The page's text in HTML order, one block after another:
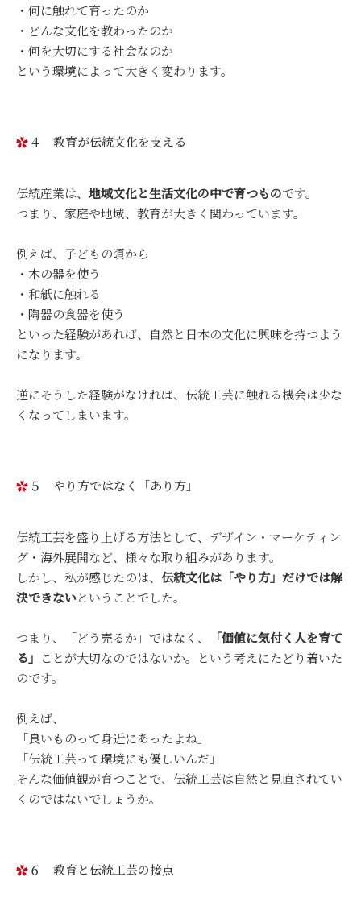
・何に触れて育ったのか
・どんな文化を教わったのか
・何を大切にする社会なのか
という環境によって大きく変わります。
４ 教育が伝統文化を支える
伝統産業は、 地域文化と生活文化の中で育つものです。
つまり、家庭や地域、教育が大きく関わっています。
例えば、子どもの頃から
・木の器を使う
・和紙に触れる
・陶器の食器を使う
といった経験があれば、自然と日本の文化に興味を持つよう
になります。
逆にそうした経験がなければ、伝統工芸に触れる機会は少な
くなってしまいます。
５ やり方ではなく「あり方」
伝統工芸を盛り上げる方法として、デザイン・マーケティン
グ・海外展開など、様々な取り組みがあります。
しかし、私が感じたのは、 伝統文化は「やり方」だけでは解
決できないということでした。
つまり、「どう売るか」ではなく、
「価値に気付く人を育て
る」 ことが大切なのではないか。という考えにたどり着いた
のです。
例えば、
「良いものって身近にあったよね」
「伝統工芸って環境にも優しいんだ」
そんな価値観が育つことで、伝統工芸は自然と見直されてい
くのではないでしょうか。
６ 教育と伝統工芸の接点